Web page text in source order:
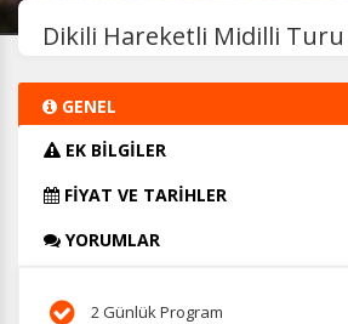
Dikili Hareketli Midilli Turu
GENEL
EK BİLGİLER
FİYAT VE TARİHLER
YORUMLAR
2 Günlük Program